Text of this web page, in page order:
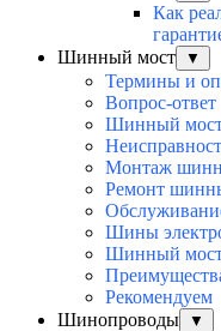
Как
Шинный мост
▼
Термины и
Вопрос-ответ
Шинный
Монтаж
Ремонт
Шины
Шинный мост
Рекомендуем
Шинопроводы
▼